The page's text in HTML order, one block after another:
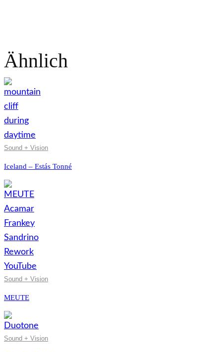
Ähnlich
Sound + Vision
Iceland – Estás Tonné
Sound + Vision
MEUTE
Sound + Vision